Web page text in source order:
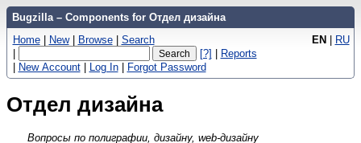
Bugzilla – Components for Отдел дизайна
EN | RU
Home | New | Browse | Search
|
[?] | Reports
| New Account | Log In | Forgot Password
Отдел дизайна
Вопросы по полиграфии, дизайну, web-дизайну